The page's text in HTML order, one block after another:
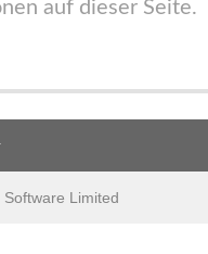
auf dieser Seite.
Software Limited